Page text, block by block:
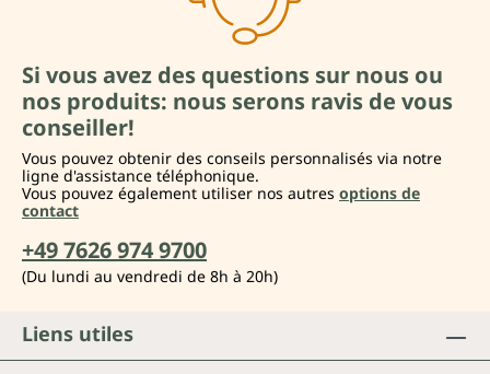
Si vous avez des questions sur nous ou
nos produits: nous serons ravis de vous
conseiller!
Vous pouvez obtenir des conseils personnalisés via notre
ligne d'assistance téléphonique.
Vous pouvez également utiliser nos autres options de
contact
+49 7626 974 9700
(Du lundi au vendredi de 8h à 20h)
Liens utiles